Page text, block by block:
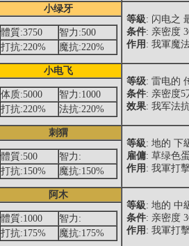
小绿牙
等級: 闪电之
条件: 亲密度
作用 : 我軍魔
體質:3750
智力:500
打抗:220%
魔抗:220%
小电飞
等级: 雷电的
条件: 亲密度5
效果: 我军法
体质:5000
智力:1000
打抗:220%
法抗:220%
刺猬
等級: 地的 下
雇傭: 草绿色
作用 : 我軍打
體質:500
智力:
打抗:150%
魔抗:150%
阿木
等級: 地的 中
条件: 亲密度
作用 : 我軍打
體質:1000
智力:
打抗:175%
魔抗:175%